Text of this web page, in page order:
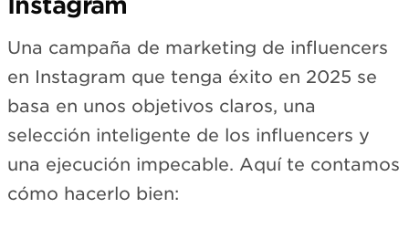
Una campaña de marketing de influencers
en Instagram que tenga éxito en 2025 se
basa en unos objetivos claros, una
selección inteligente de los influencers y
una ejecución impecable. Aquí te contamos
cómo hacerlo bien: